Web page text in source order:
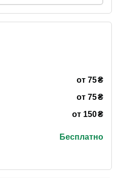
от 75₴
от 75₴
от 150₴
Бесплатно